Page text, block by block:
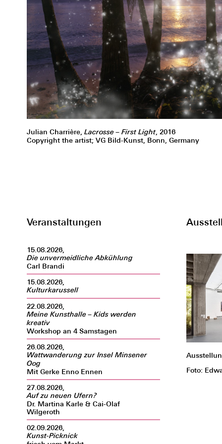
Julian Charrière, Lacrosse – First Light, 2016
Copyright the artist; VG Bild-Kunst, Bonn, Germany
Veranstaltungen
15.08.2026,
Die unvermeidliche Abkühlung
Carl Brandi
15.08.2026,
Kulturkarussell
22.08.2026,
Meine Kunsthalle – Kids werden
kreativ
Workshop an 4 Samstagen
26.08.2026,
Wattwanderung zur Insel Minsener
Oog
Mit Gerke Enno Ennen
27.08.2026,
Auf zu neuen Ufern?
Dr. Martina Karle & Cai-Olaf
Wilgeroth
02.09.2026,
Kunst-Picknick
Foto: